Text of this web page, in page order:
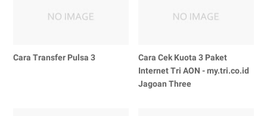
Cara Transfer Pulsa 3
Cara Cek Kuota 3 Paket
Internet Tri AON - my.tri.co.id
Jagoan Three